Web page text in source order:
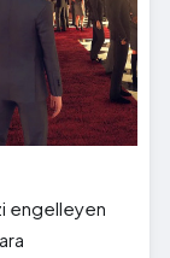
engelleyen